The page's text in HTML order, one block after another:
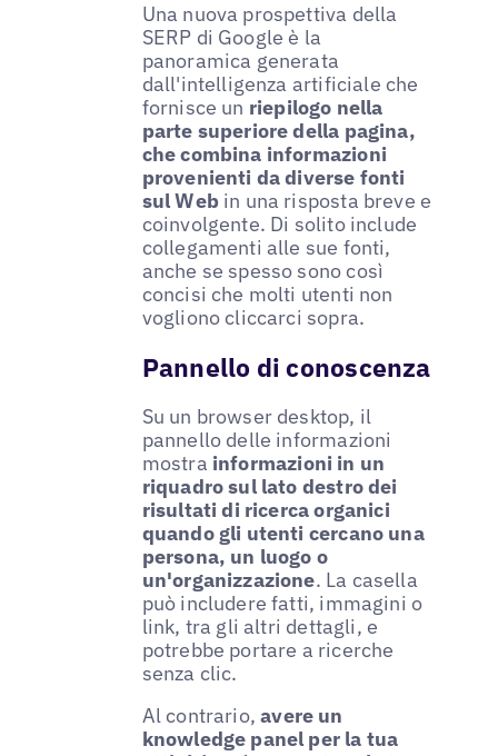
Una nuova prospettiva della
SERP di Google è la
panoramica generata
dall'intelligenza artificiale che
fornisce un riepilogo nella
parte superiore della pagina,
che combina informazioni
provenienti da diverse fonti
sul Webin una risposta breve e
coinvolgente. Di solito include
collegamenti alle sue fonti,
anche se spesso sono così
concisi che molti utenti non
vogliono cliccarci sopra.
Pannello di conoscenza
Su un browser desktop, il
pannello delle informazioni
mostra informazioni in un
riquadro sul lato destro dei
risultati di ricerca organici
quando gli utenti cercano una
persona, un luogo o
un'organizzazione. La casella
può includere fatti, immagini o
link, tra gli altri dettagli, e
potrebbe portare a ricerche
senza clic.
Al contrario,avere un
knowledge panel per la tua